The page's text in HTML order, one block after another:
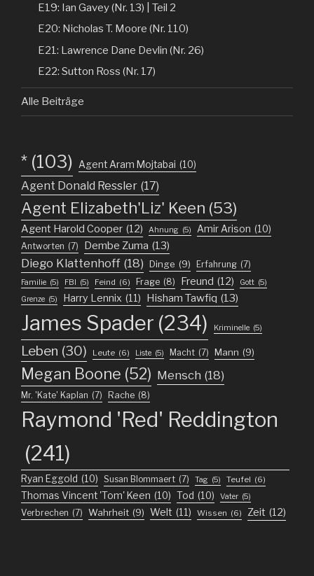
E19: Ian Gavey (Nr. 13) | Teil 2
E20: Nicholas T. Moore (Nr. 110)
E21: Lawrence Dane Devlin (Nr. 26)
E22: Sutton Ross (Nr. 17)
Alle Beiträge
* (103) Agent Aram Mojtabai (10)
Agent Donald Ressler (17)
Agent Elizabeth'Liz' Keen (53)
Agent Harold Cooper (12) Ahnung (5) Amir Arison (10)
Antworten (7) Dembe Zuma (13)
Diego Klattenhoff (18) Dinge (9) Erfahrung (7)
Familie (5) FBI (5) Feind (6) Frage (8) Freund (12) Gott (5)
Grenze (5) Harry Lennix (11) Hisham Tawfiq (13)
James Spader (234) Kriminelle (5)
Leben (30) Leute (6) Liste (5) Macht (7) Mann (9)
Megan Boone (52) Mensch (18)
Mr. 'Kate' Kaplan (7) Rache (8)
Raymond 'Red' Reddington
(241)
Ryan Eggold (10) Susan Blommaert (7) Tag (5) Teufel (6)
Thomas Vincent 'Tom' Keen (10) Tod (10) Vater (5)
Verbrechen (7) Wahrheit (9) Welt (11) Wissen (6) Zeit (12)